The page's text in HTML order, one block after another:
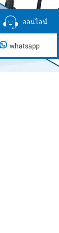
ออนไลน์
ออนไลน์
whatsapp